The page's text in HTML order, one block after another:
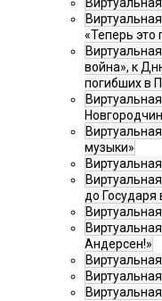
«Теперь это
война», к
погибших в
музыки»
до Государя
Андерсен!»